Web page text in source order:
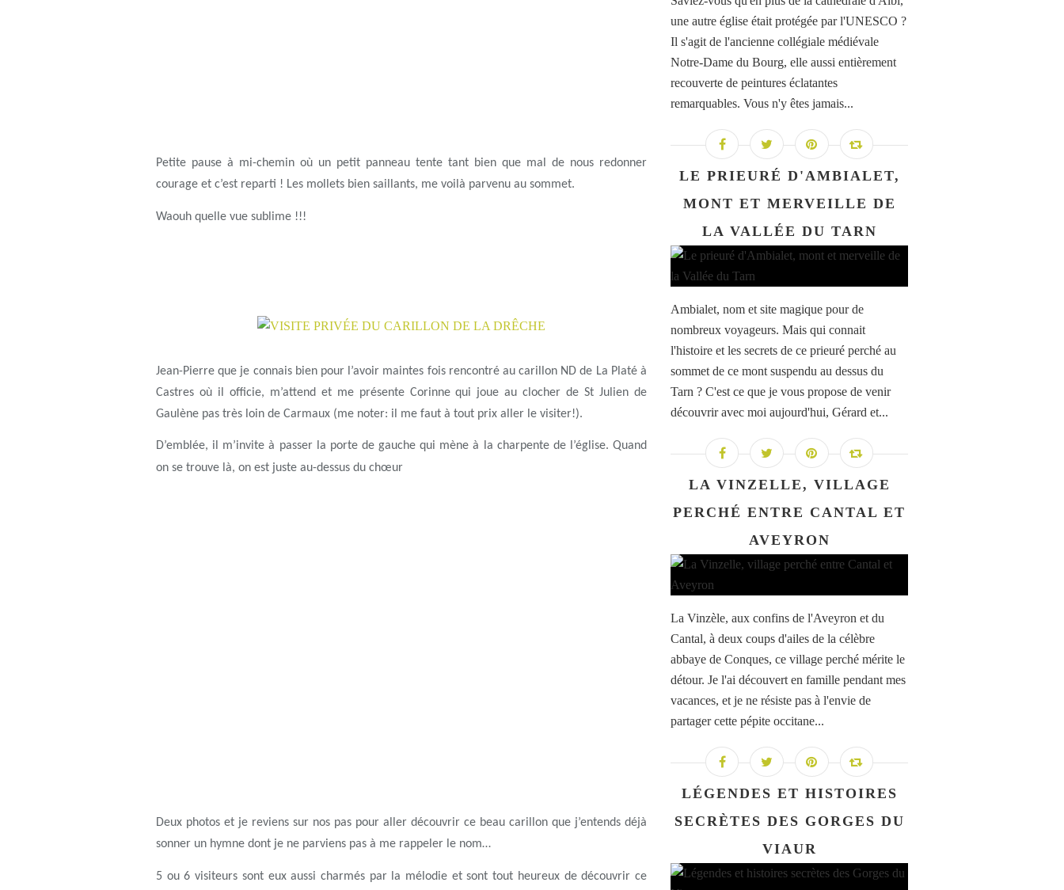
Petite pause à mi-chemin où un petit panneau tente tant bien que mal de nous redonner
courage et c’est reparti ! Les mollets bien saillants, me voilà parvenu au sommet.
Waouh quelle vue sublime !!!
Jean-Pierre que je connais bien pour l’avoir maintes fois rencontré au carillon ND de La Platé à
Castres où il officie, m’attend et me présente Corinne qui joue au clocher de St Julien de
Gaulène pas très loin de Carmaux (me noter: il me faut à tout prix aller le visiter!).
D’emblée, il m’invite à passer la porte de gauche qui mène à la charpente de l’église. Quand
on se trouve là, on est juste au-dessus du chœur
Deux photos et je reviens sur nos pas pour aller découvrir ce beau carillon que j’entends déjà
sonner un hymne dont je ne parviens pas à me rappeler le nom…
5 ou 6 visiteurs sont eux aussi charmés par la mélodie et sont tout heureux de découvrir ce
une autre église était protégée par l'UNESCO ?
Il s'agit de l'ancienne collégiale médiévale
Notre-Dame du Bourg, elle aussi entièrement
recouverte de peintures éclatantes
remarquables. Vous n'y êtes jamais...
LE PRIEURÉ D'AMBIALET,
MONT ET MERVEILLE DE
LA VALLÉE DU TARN
Ambialet, nom et site magique pour de
nombreux voyageurs. Mais qui connait
l'histoire et les secrets de ce prieuré perché au
sommet de ce mont suspendu au dessus du
Tarn ? C'est ce que je vous propose de venir
découvrir avec moi aujourd'hui, Gérard et...
LA VINZELLE, VILLAGE
PERCHÉ ENTRE CANTAL ET
AVEYRON
La Vinzèle, aux confins de l'Aveyron et du
Cantal, à deux coups d'ailes de la célèbre
abbaye de Conques, ce village perché mérite le
détour. Je l'ai découvert en famille pendant mes
vacances, et je ne résiste pas à l'envie de
partager cette pépite occitane...
LÉGENDES ET HISTOIRES
SECRÈTES DES GORGES DU
VIAUR